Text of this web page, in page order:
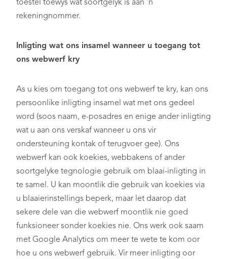
toestel toewys wat soortgelyk is aan ’n
rekeningnommer.
Inligting wat ons insamel wanneer u toegang tot
ons webwerf kry
As u kies om toegang tot ons webwerf te kry, kan ons
persoonlike inligting insamel wat met ons gedeel
word (soos naam, e-posadres en enige ander inligting
wat u aan ons verskaf wanneer u ons vir
ondersteuning kontak of terugvoer gee). Ons
webwerf kan ook koekies, webbakens of ander
soortgelyke tegnologie gebruik om blaai-inligting in
te samel. U kan moontlik die gebruik van koekies via
u blaaierinstellings beperk, maar let daarop dat
sekere dele van die webwerf moontlik nie goed
funksioneer sonder koekies nie. Ons werk ook saam
met Google Analytics om meer te wete te kom oor
hoe u ons webwerf gebruik. Vir meer inligting oor